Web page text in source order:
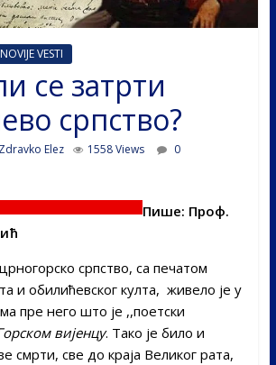
VESTI
се затрти
српство?
Zdravko Elez 1558 Views
0
Пише: Проф.
српство, са печатом
и обилићевског култа, живело је у
пре него што је ,,поетски
вијенцу. Тако је било и
смрти, све до краја Великог рата,